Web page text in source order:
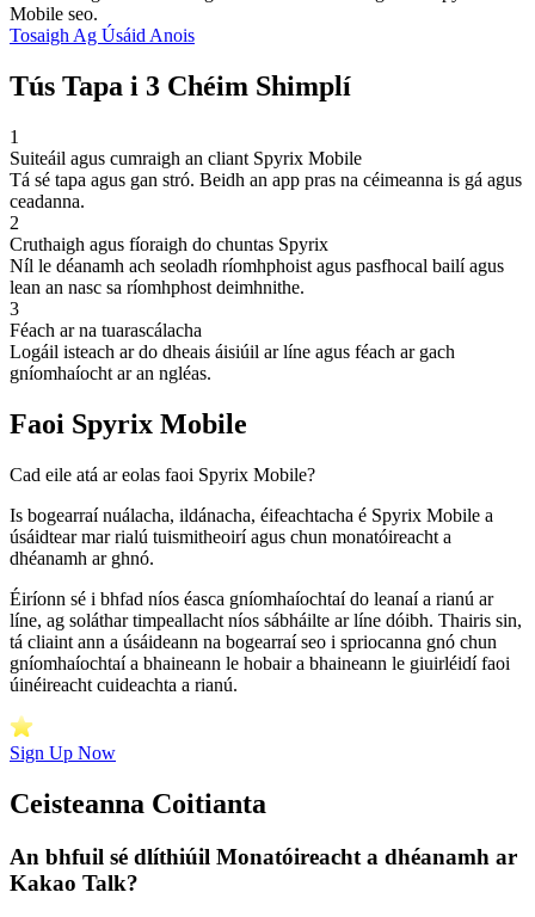
Mobile seo.
Tosaigh Ag Úsáid Anois
Tús Tapa i 3 Chéim Shimplí
1
Suiteáil agus cumraigh an cliant Spyrix Mobile
Tá sé tapa agus gan stró. Beidh an app pras na céimeanna is gá agus
ceadanna.
2
Cruthaigh agus fíoraigh do chuntas Spyrix
Níl le déanamh ach seoladh ríomhphoist agus pasfhocal bailí agus
lean an nasc sa ríomhphost deimhnithe.
3
Féach ar na tuarascálacha
Logáil isteach ar do dheais áisiúil ar líne agus féach ar gach
gníomhaíocht ar an ngléas.
Faoi Spyrix Mobile
Cad eile atá ar eolas faoi Spyrix Mobile?
Is bogearraí nuálacha, ildánacha, éifeachtacha é Spyrix Mobile a
úsáidtear mar rialú tuismitheoirí agus chun monatóireacht a
dhéanamh ar ghnó.
Éiríonn sé i bhfad níos éasca gníomhaíochtaí do leanaí a rianú ar
líne, ag soláthar timpeallacht níos sábháilte ar líne dóibh. Thairis sin,
tá cliaint ann a úsáideann na bogearraí seo i spriocanna gnó chun
gníomhaíochtaí a bhaineann le hobair a bhaineann le giuirléidí faoi
úinéireacht cuideachta a rianú.
Sign Up Now
Ceisteanna Coitianta
An bhfuil sé dlíthiúil Monatóireacht a dhéanamh ar
Kakao Talk?